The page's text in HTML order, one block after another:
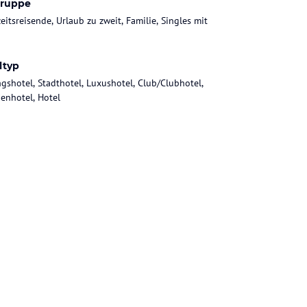
Urlaub zu zweit, Familie, Singles mit
Stadthotel, Luxushotel, Club/Clubhotel,
Hotel